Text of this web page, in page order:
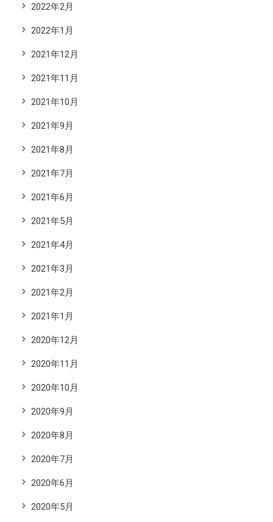
2022年2月
2022年1月
2021年12月
2021年11月
2021年10月
2021年9月
2021年8月
2021年7月
2021年6月
2021年5月
2021年4月
2021年3月
2021年2月
2021年1月
2020年12月
2020年11月
2020年10月
2020年9月
2020年8月
2020年7月
2020年6月
2020年5月